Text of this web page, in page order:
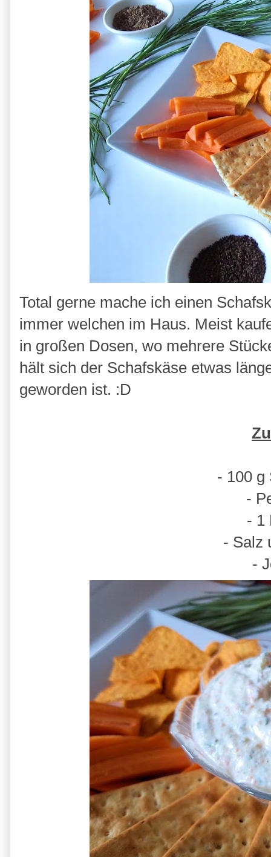
Total gerne mache ich einen
immer welchen im Haus. Meist
in großen Dosen, wo mehrere
hält sich der Schafskäse etwas
geworden ist. :D
- 100 g
-
- 1
- Salz
-